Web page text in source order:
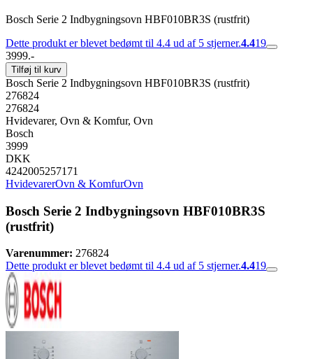
Bosch Serie 2 Indbygningsovn HBF010BR3S (rustfrit)
Dette produkt er blevet bedømt til 4.4 ud af 5 stjerner.4.419
3999.-
Tilføj til kurv
Bosch Serie 2 Indbygningsovn HBF010BR3S (rustfrit)
276824
276824
Hvidevarer, Ovn & Komfur, Ovn
Bosch
3999
DKK
4242005257171
HvidevarerOvn & KomfurOvn
Bosch Serie 2 Indbygningsovn HBF010BR3S
(rustfrit)
Varenummer: 276824
Dette produkt er blevet bedømt til 4.4 ud af 5 stjerner.4.419